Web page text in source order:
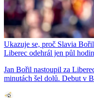
Ukazuje se, proč Slavia
Liberec odehrál jen půl
Jan Bořil nastoupil za
minutách šel dolů. Debut v